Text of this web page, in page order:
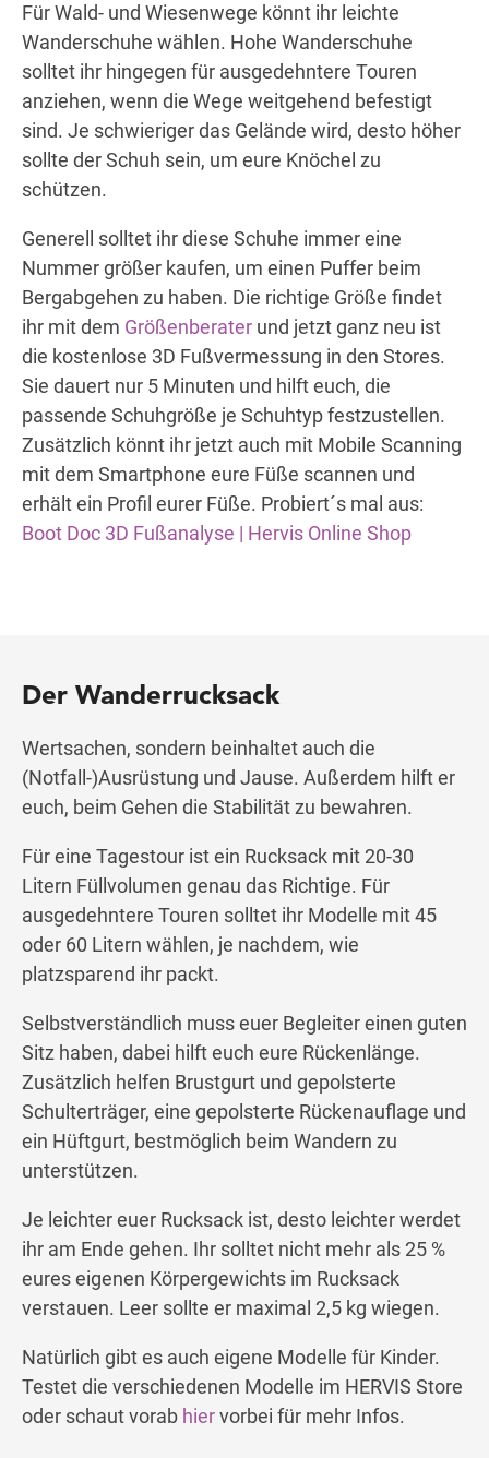
Für Wald- und Wiesenwege könnt ihr leichte
Wanderschuhe wählen. Hohe Wanderschuhe
solltet ihr hingegen für ausgedehntere Touren
anziehen, wenn die Wege weitgehend befestigt
sind. Je schwieriger das Gelände wird, desto höher
sollte der Schuh sein, um eure Knöchel zu
schützen.
Generell solltet ihr diese Schuhe immer eine
Nummer größer kaufen, um einen Puffer beim
Bergabgehen zu haben. Die richtige Größe findet
ihr mit dem Größenberater und jetzt ganz neu ist
die kostenlose 3D Fußvermessung in den Stores.
Sie dauert nur 5 Minuten und hilft euch, die
passende Schuhgröße je Schuhtyp festzustellen.
Zusätzlich könnt ihr jetzt auch mit Mobile Scanning
mit dem Smartphone eure Füße scannen und
erhält ein Profil eurer Füße. Probiert´s mal aus:
Boot Doc 3D Fußanalyse | Hervis Online Shop
Der Wanderrucksack
Wertsachen, sondern beinhaltet auch die
(Notfall-)Ausrüstung und Jause. Außerdem hilft er
euch, beim Gehen die Stabilität zu bewahren.
Für eine Tagestour ist ein Rucksack mit 20-30
Litern Füllvolumen genau das Richtige. Für
ausgedehntere Touren solltet ihr Modelle mit 45
oder 60 Litern wählen, je nachdem, wie
platzsparend ihr packt.
Selbstverständlich muss euer Begleiter einen guten
Sitz haben, dabei hilft euch eure Rückenlänge.
Zusätzlich helfen Brustgurt und gepolsterte
Schulterträger, eine gepolsterte Rückenauflage und
ein Hüftgurt, bestmöglich beim Wandern zu
unterstützen.
Je leichter euer Rucksack ist, desto leichter werdet
ihr am Ende gehen. Ihr solltet nicht mehr als 25 %
eures eigenen Körpergewichts im Rucksack
verstauen. Leer sollte er maximal 2,5 kg wiegen.
Natürlich gibt es auch eigene Modelle für Kinder.
Testet die verschiedenen Modelle im HERVIS Store
oder schaut vorab hiervorbei für mehr Infos.